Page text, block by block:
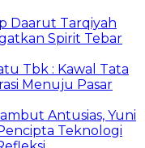
Daarut Tarqiyah
Spirit Tebar
Tbk : Kawal Tata
Menuju Pasar
Antusias, Yuni
Teknologi